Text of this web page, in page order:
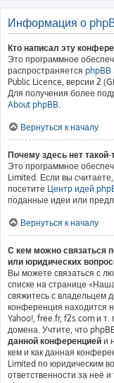
Информация о
Кто написал эту
Это программное
распространяется phpBB
Public Licence, версии 2
Для получения более
About phpBB.
Вернуться к началу
Почему здесь нет такой-
Это программное
Limited. Если вы
посетите Центр идей
поданные идеи или
Вернуться к началу
С кем можно связаться
или юридических
Вы можете связаться с
списке на странице
свяжитесь с владельцем
конференция находится
Yahoo!, free.fr, f2s.com и
домена. Учтите, что
данной конференцией и
кем и как данная
Limited по юридическим
ответственности за неё и